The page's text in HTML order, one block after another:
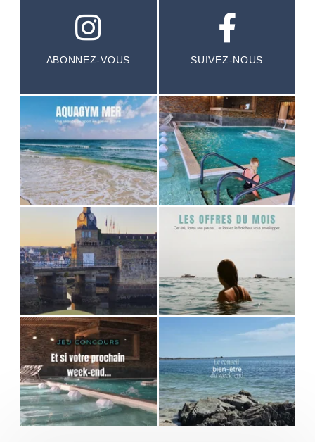
ABONNEZ-VOUS SUIVEZ-NOUS